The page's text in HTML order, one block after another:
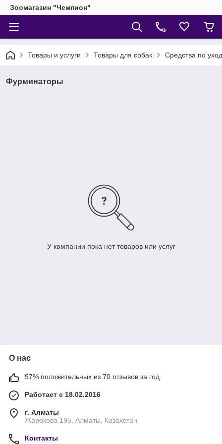
Зоомагазин "Чемпион"
Товары и услуги Товары для собак Средства по
Фурминаторы
У компании пока нет товаров или услуг
О нас
97% положительных из 70 отзывов за год
Работает с 18.02.2016
г. Алматы
Жарокова 195, Алматы, Казахстан
Контакты